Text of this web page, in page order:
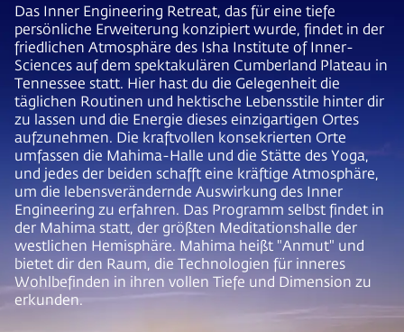
Das Inner Engineering Retreat, das für eine tiefe
persönliche Erweiterung konzipiert wurde, findet in der
friedlichen Atmosphäre des Isha Institute of Inner-
Sciences auf dem spektakulären Cumberland Plateau in
Tennessee statt. Hier hast du die Gelegenheit die
täglichen Routinen und hektische Lebensstile hinter dir
zu lassen und die Energie dieses einzigartigen Ortes
aufzunehmen. Die kraftvollen konsekrierten Orte
umfassen die Mahima-Halle und die Stätte des Yoga,
und jedes der beiden schafft eine kräftige Atmosphäre,
um die lebensverändernde Auswirkung des Inner
Engineering zu erfahren. Das Programm selbst findet in
der Mahima statt, der größten Meditationshalle der
westlichen Hemisphäre. Mahima heißt "Anmut" und
bietet dir den Raum, die Technologien für inneres
Wohlbefinden in ihren vollen Tiefe und Dimension zu
erkunden.